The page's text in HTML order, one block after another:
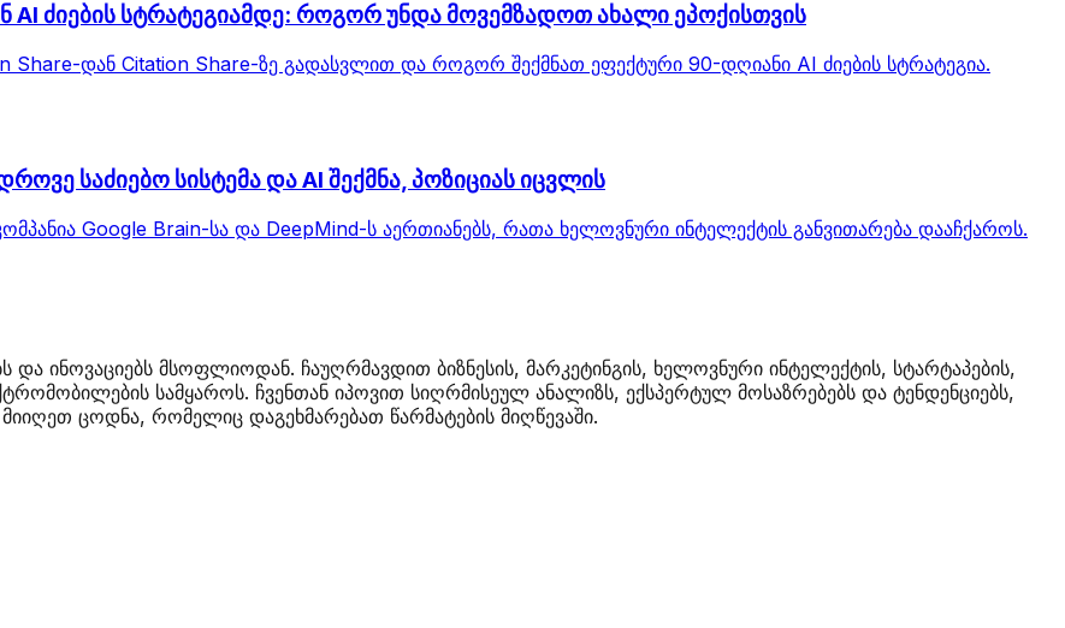
AI ძიების სტრატეგიამდე: როგორ უნდა მოვემზადოთ ახალი ეპოქისთვის
დან Citation Share-ზე გადასვლით და როგორ შექმნათ ეფექტური 90-დღიანი AI ძიების სტრატეგია.
საძიებო სისტემა და AI შექმნა, პოზიციას იცვლის
Google Brain-სა და DeepMind-ს აერთიანებს, რათა ხელოვნური ინტელექტის განვითარება დააჩქაროს.
ინოვაციებს მსოფლიოდან. ჩაუღრმავდით ბიზნესის, მარკეტინგის, ხელოვნური ინტელექტის, სტარტაპების,
სამყაროს. ჩვენთან იპოვით სიღრმისეულ ანალიზს, ექსპერტულ მოსაზრებებს და ტენდენციებს,
ცოდნა, რომელიც დაგეხმარებათ წარმატების მიღწევაში.